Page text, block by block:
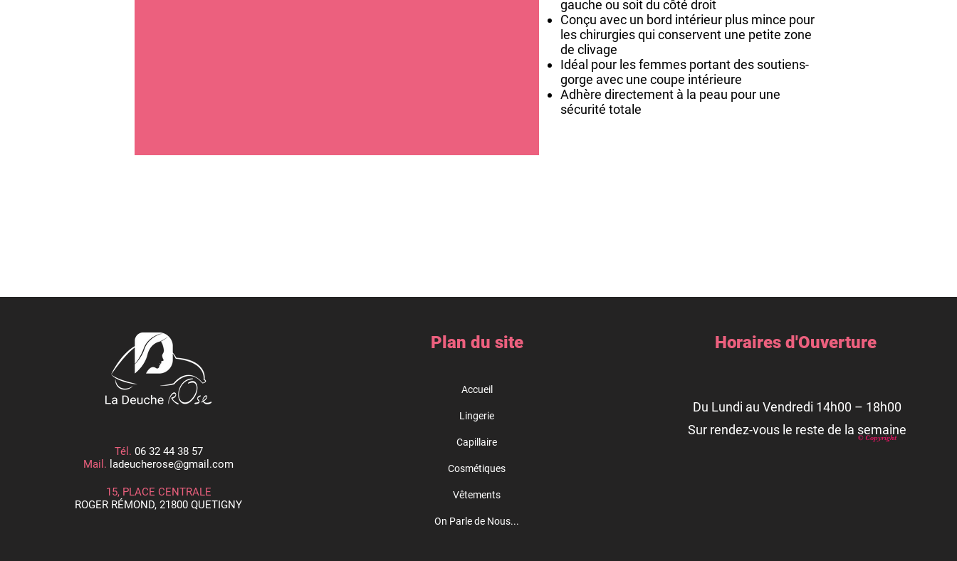
gauche ou soit du côté droit
Conçu avec un bord intérieur plus mince pour
les chirurgies qui conservent une petite zone
de clivage
Idéal pour les femmes portant des soutiens-
gorge avec une coupe intérieure
Adhère directement à la peau pour une
sécurité totale
Tél. 06 32 44 38 57
Mail. ladeucherose@gmail.com
15, PLACE CENTRALE
ROGER RÉMOND, 21800 QUETIGNY
Plan du site
Accueil
Lingerie
Capillaire
Cosmétiques
Vêtements
On Parle de Nous...
Horaires d'Ouverture
Du Lundi au Vendredi 14h00 – 18h00
Sur rendez-vous le reste de la semaine
© Copyright